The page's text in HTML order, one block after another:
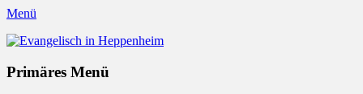
Menü
Evangelisch in Heppenheim
Primäres Menü